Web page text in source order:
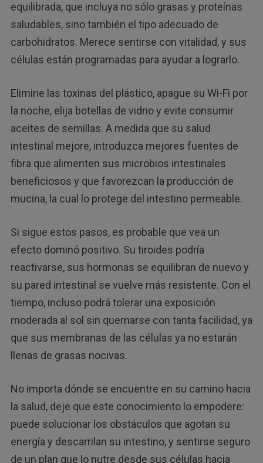
equilibrada, que incluya no sólo grasas y proteínas
saludables, sino también el tipo adecuado de
carbohidratos. Merece sentirse con vitalidad, y sus
células están programadas para ayudar a lograrlo.
Elimine las toxinas del plástico, apague su Wi-Fi por
la noche, elija botellas de vidrio y evite consumir
aceites de semillas. A medida que su salud
intestinal mejore, introduzca mejores fuentes de
fibra que alimenten sus microbios intestinales
beneficiosos y que favorezcan la producción de
mucina, la cual lo protege del intestino permeable.
Si sigue estos pasos, es probable que vea un
efecto dominó positivo. Su tiroides podría
reactivarse, sus hormonas se equilibran de nuevo y
su pared intestinal se vuelve más resistente. Con el
tiempo, incluso podrá tolerar una exposición
moderada al sol sin quemarse con tanta facilidad, ya
que sus membranas de las células ya no estarán
llenas de grasas nocivas.
No importa dónde se encuentre en su camino hacia
la salud, deje que este conocimiento lo empodere:
puede solucionar los obstáculos que agotan su
energía y descarrilan su intestino, y sentirse seguro
de un plan que lo nutre desde sus células hacia